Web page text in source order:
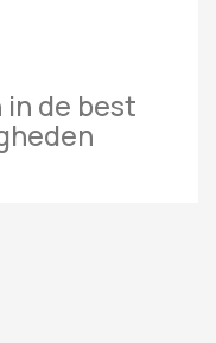
in de best